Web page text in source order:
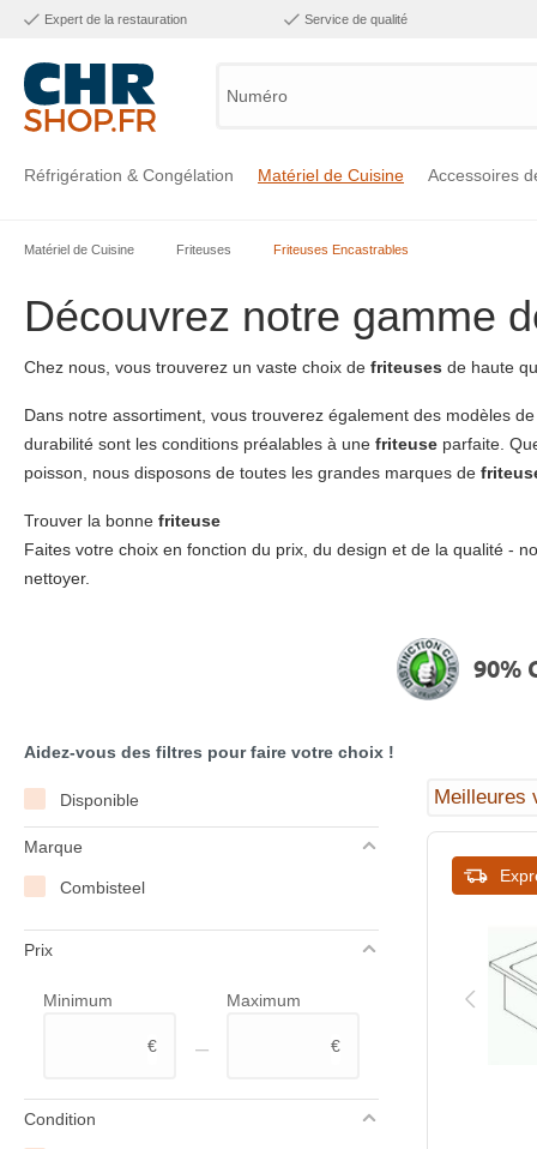
Expert de la restauration Service de qualité
Numéro d'
Réfrigération & Congélation Matériel de Cuisine Accessoires
Matériel de Cuisine Friteuses Friteuses Encastrables
Découvrez notre gamme
Chez nous, vous trouverez un vaste choix de friteuses de haute
Dans notre assortiment, vous trouverez également des modèles
durabilité sont les conditions préalables à une friteuse parfaite.
poisson, nous disposons de toutes les grandes marques de
Trouver la bonne friteuse
Faites votre choix en fonction du prix, du design et de la qualité -
nettoyer.
90%
Aidez-vous des filtres pour faire votre choix !
Disponible
Marque
Combisteel
Prix
Minimum
€ –
Maximum
€
Condition